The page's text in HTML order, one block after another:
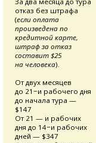
отказ без штрафа
(если оплата
произведена по
кредитной карте,
штраф за отказ
составит $25
на человека).
От двух месяцев
до 21−и рабочего дня
до начала тура —
$147
От 21 — и рабочих
дня до 14−и рабочих
дней — $347